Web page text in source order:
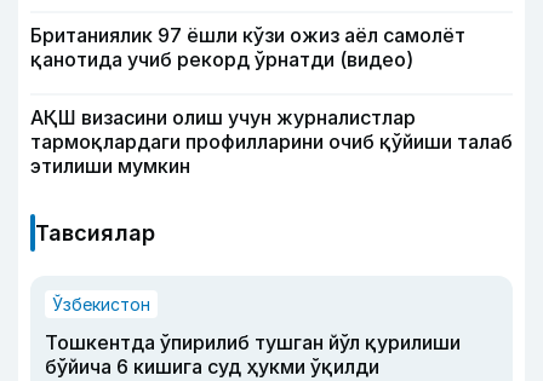
Британиялик 97 ёшли кўзи ожиз аёл самолёт
қанотида учиб рекорд ўрнатди (видео)
АҚШ визасини олиш учун журналистлар
тармоқлардаги профилларини очиб қўйиши талаб
этилиши мумкин
Тавсиялар
Ўзбекистон
Тошкентда ўпирилиб тушган йўл қурилиши
бўйича 6 кишига суд ҳукми ўқилди